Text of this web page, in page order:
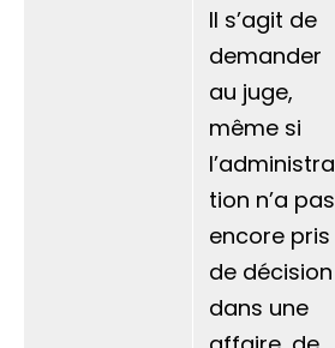
Il s’agit de
demander
au juge,
même si
l’administra
tion n’a pas
encore pris
de décision
dans une